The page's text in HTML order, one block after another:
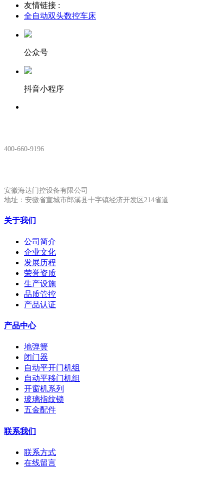
友情链接 :
全自动双头数控车床
公众号
抖音小程序
400-660-9196
安徽海达门控设备有限公司
地址：安徽省宣城市郎溪县十字镇经济开发区214省道
关于我们
公司简介
企业文化
发展历程
荣誉资质
生产设施
品质管控
产品认证
产品中心
地弹簧
闭门器
自动平开门机组
自动平移门机组
开窗机系列
玻璃指纹锁
五金配件
联系我们
联系方式
在线留言